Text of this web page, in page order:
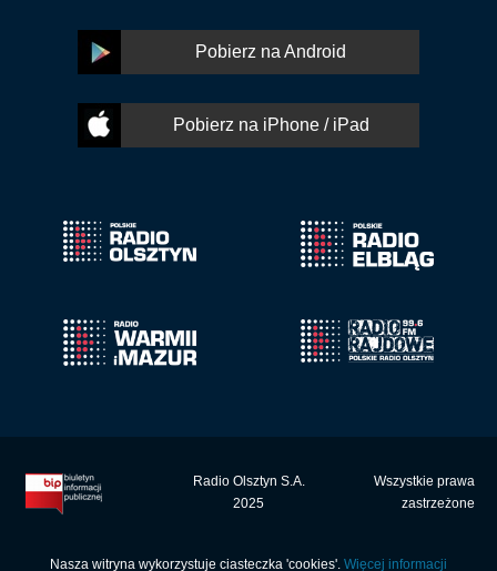
Pobierz na Android
Pobierz na iPhone / iPad
Radio Olsztyn S.A.
2025
Wszystkie prawa
zastrzeżone
Nasza witryna wykorzystuje ciasteczka 'cookies'. Więcej informacji